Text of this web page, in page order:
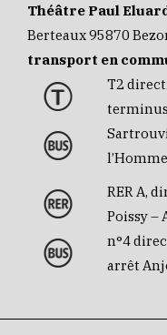
Théâtre Paul
Berteaux 95870
transport en
T2
l’Homme
RER A,
Poissy –
n°4
arrêt